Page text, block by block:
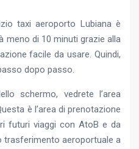
taxi aeroporto Lubiana è
meno di 10 minuti grazie alla
facile da usare. Quindi,
dopo passo.
schermo, vedrete l’area
è l’area di prenotazione
futuri viaggi con AtoB e da
aeroportuale a